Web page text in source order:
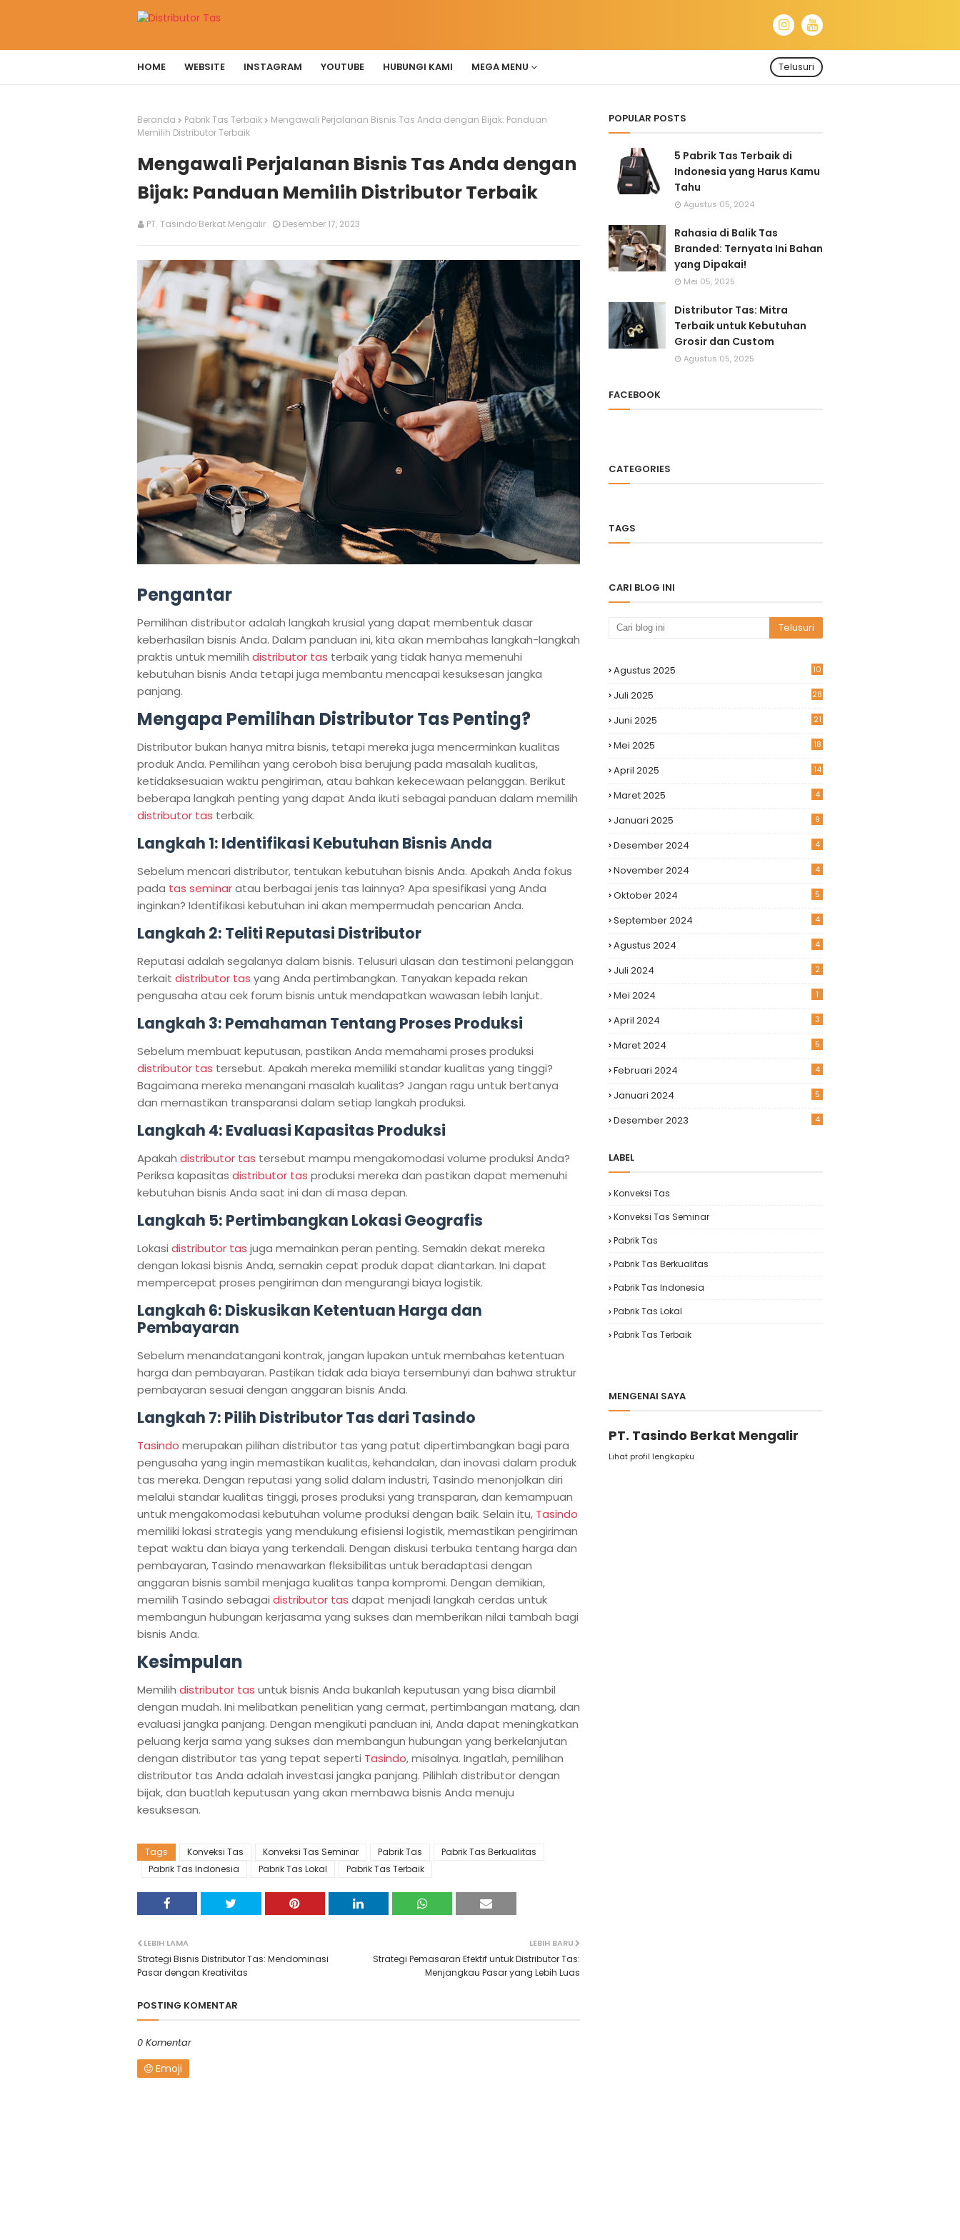
HOME WEBSITE INSTAGRAM YOUTUBE HUBUNGI KAMI MEGA MENU Telusuri
Beranda Pabrik Tas Terbaik
Mengawali Perjalanan Bisnis Tas Anda dengan Bijak: Panduan
Memilih Distributor Terbaik
Mengawali Perjalanan Bisnis Tas Anda dengan
Bijak: Panduan Memilih Distributor Terbaik
PT. Tasindo Berkat Mengalir Desember 17, 2023
Pengantar
Pemilihan distributor adalah langkah krusial yang dapat membentuk dasar
keberhasilan bisnis Anda. Dalam panduan ini, kita akan membahas langkah-langkah
praktis untuk memilih distributor tas terbaik yang tidak hanya memenuhi
kebutuhan bisnis Anda tetapi juga membantu mencapai kesuksesan jangka
panjang.
Mengapa Pemilihan Distributor Tas Penting?
Distributor bukan hanya mitra bisnis, tetapi mereka juga mencerminkan kualitas
produk Anda. Pemilihan yang ceroboh bisa berujung pada masalah kualitas,
ketidaksesuaian waktu pengiriman, atau bahkan kekecewaan pelanggan. Berikut
beberapa langkah penting yang dapat Anda ikuti sebagai panduan dalam memilih
distributor tas terbaik.
Langkah 1: Identifikasi Kebutuhan Bisnis Anda
Sebelum mencari distributor, tentukan kebutuhan bisnis Anda. Apakah Anda fokus
pada tas seminaratau berbagai jenis tas lainnya? Apa spesifikasi yang Anda
inginkan? Identifikasi kebutuhan ini akan mempermudah pencarian Anda.
Langkah 2: Teliti Reputasi Distributor
Reputasi adalah segalanya dalam bisnis. Telusuri ulasan dan testimoni pelanggan
terkait distributor tas yang Anda pertimbangkan. Tanyakan kepada rekan
pengusaha atau cek forum bisnis untuk mendapatkan wawasan lebih lanjut.
Langkah 3: Pemahaman Tentang Proses Produksi
Sebelum membuat keputusan, pastikan Anda memahami proses produksi
distributor tas tersebut. Apakah mereka memiliki standar kualitas yang tinggi?
Bagaimana mereka menangani masalah kualitas? Jangan ragu untuk bertanya
dan memastikan transparansi dalam setiap langkah produksi.
Langkah 4: Evaluasi Kapasitas Produksi
Apakah distributor tas tersebut mampu mengakomodasi volume produksi Anda?
Periksa kapasitas distributor tas produksi mereka dan pastikan dapat memenuhi
kebutuhan bisnis Anda saat ini dan di masa depan.
Langkah 5: Pertimbangkan Lokasi Geografis
Lokasi distributor tas juga memainkan peran penting. Semakin dekat mereka
dengan lokasi bisnis Anda, semakin cepat produk dapat diantarkan. Ini dapat
mempercepat proses pengiriman dan mengurangi biaya logistik.
Langkah 6: Diskusikan Ketentuan Harga dan
Pembayaran
Sebelum menandatangani kontrak, jangan lupakan untuk membahas ketentuan
harga dan pembayaran. Pastikan tidak ada biaya tersembunyi dan bahwa struktur
pembayaran sesuai dengan anggaran bisnis Anda.
Langkah 7: Pilih Distributor Tas dari Tasindo
Tasindo merupakan pilihan distributor tas yang patut dipertimbangkan bagi para
pengusaha yang ingin memastikan kualitas, kehandalan, dan inovasi dalam produk
tas mereka. Dengan reputasi yang solid dalam industri, Tasindo menonjolkan diri
melalui standar kualitas tinggi, proses produksi yang transparan, dan kemampuan
untuk mengakomodasi kebutuhan volume produksi dengan baik. Selain itu, Tasindo
memiliki lokasi strategis yang mendukung efisiensi logistik, memastikan pengiriman
tepat waktu dan biaya yang terkendali. Dengan diskusi terbuka tentang harga dan
pembayaran, Tasindo menawarkan fleksibilitas untuk beradaptasi dengan
anggaran bisnis sambil menjaga kualitas tanpa kompromi. Dengan demikian,
memilih Tasindo sebagai distributor tas dapat menjadi langkah cerdas untuk
membangun hubungan kerjasama yang sukses dan memberikan nilai tambah bagi
bisnis Anda.
Kesimpulan
Memilih distributor tas untuk bisnis Anda bukanlah keputusan yang bisa diambil
dengan mudah. Ini melibatkan penelitian yang cermat, pertimbangan matang, dan
evaluasi jangka panjang. Dengan mengikuti panduan ini, Anda dapat meningkatkan
peluang kerja sama yang sukses dan membangun hubungan yang berkelanjutan
dengan distributor tas yang tepat seperti Tasindo, misalnya. Ingatlah, pemilihan
distributor tas Anda adalah investasi jangka panjang. Pilihlah distributor dengan
bijak, dan buatlah keputusan yang akan membawa bisnis Anda menuju
kesuksesan.
Tags Konveksi Tas Konveksi Tas Seminar Pabrik Tas
Pabrik Tas Berkualitas
Pabrik Tas Indonesia
Pabrik Tas Lokal Pabrik Tas Terbaik
LEBIH BARU
Strategi Pemasaran Efektif untuk Distributor Tas:
Menjangkau Pasar yang Lebih Luas
LEBIH LAMA
Strategi Bisnis Distributor Tas: Mendominasi
Pasar dengan Kreativitas
POSTING KOMENTAR
0 Komentar
Emoji
POPULAR POSTS
5 Pabrik Tas Terbaik di
Indonesia yang Harus Kamu
Tahu
Agustus 05, 2024
Rahasia di Balik Tas
Branded: Ternyata Ini Bahan
yang Dipakai!
Mei 05, 2025
Distributor Tas: Mitra
Terbaik untuk Kebutuhan
Grosir dan Custom
Agustus 05, 2025
FACEBOOK
CATEGORIES
TAGS
CARI BLOG INI
Agustus 2025 10
Juli 2025 28
Juni 2025 21
Mei 2025 18
April 2025 14
Maret 2025 4
Januari 2025 9
Desember 2024 4
November 2024 4
Oktober 2024 5
September 2024 4
Agustus 2024 4
Juli 2024 2
Mei 2024 1
April 2024 3
Maret 2024 5
Februari 2024 4
Januari 2024 5
Desember 2023 4
LABEL
Konveksi Tas
Konveksi Tas Seminar
Pabrik Tas
Pabrik Tas Berkualitas
Pabrik Tas Indonesia
Pabrik Tas Lokal
Pabrik Tas Terbaik
MENGENAI SAYA
PT. Tasindo Berkat Mengalir
Lihat profil lengkapku